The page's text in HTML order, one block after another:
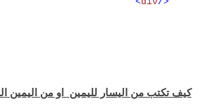
كيف تكتب من اليسار لليمين او من اليمين